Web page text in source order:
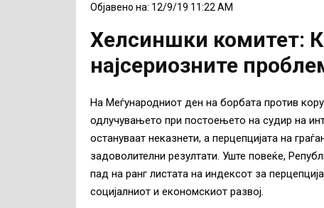
Објавено на: 12/9/19 11:22 AM
Хелсиншки комитет:
најсериозните
На Меѓународниот ден на борбата против
одлучувањето при постоењето на судир на
остануваат неказнети, а перцепцијата на
задоволителни резултати. Уште повеќе,
пад на ранг листата на индексот за
социјалниот и економскиот развој.